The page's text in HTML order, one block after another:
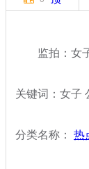
监拍：女子
关键词：女子
分类名称： 热